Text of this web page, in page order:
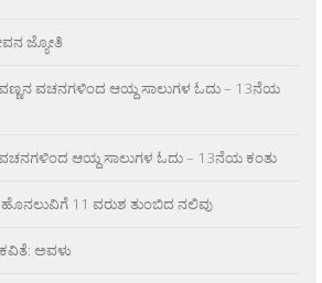
ಜ್ಯೋತಿ
ವಚನಗಳಿಂದ ಆಯ್ದ ಸಾಲುಗಳ ಓದು – 13ನೆಯ
ಆಯ್ದ ಸಾಲುಗಳ ಓದು – 13ನೆಯ ಕಂತು
ಹೊನಲುವಿಗೆ 11 ವರುಶ ತುಂಬಿದ ನಲಿವು
ಕವಿತೆ: ಅವಳು